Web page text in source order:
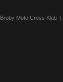
Broby Moto Cross Klub